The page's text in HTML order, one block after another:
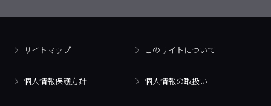
サイトマップ このサイトについて
個人情報保護方針 個人情報の取扱い